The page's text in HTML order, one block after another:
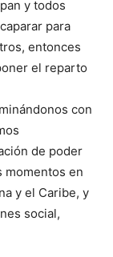
y todos
para
entonces
el reparto
con
de poder
momentos en
y el Caribe, y
social,